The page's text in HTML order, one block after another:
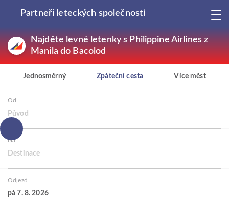
Partneři leteckých společností
Najděte levné letenky s Philippine Airlines z
Manila do Bacolod
Jednosměrný Zpáteční cesta Více měst
Od
Původ
Na
Destinace
Odjezd
pá 7. 8. 2026